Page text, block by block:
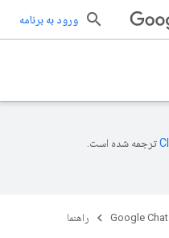
ورود به برنامه
ترجمه شده است.
Google Chat راهنما